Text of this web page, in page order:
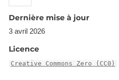
spéciaux,
les données
d’assurance pension,
le coefficient de
Dernière mise à jour
3 avril 2026
Licence
Creative Commons Zero (CC0)